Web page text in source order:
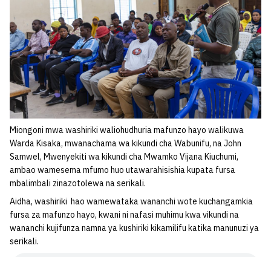
Miongoni mwa washiriki waliohudhuria mafunzo hayo walikuwa
Warda Kisaka, mwanachama wa kikundi cha Wabunifu, na John
Samwel, Mwenyekiti wa kikundi cha Mwamko Vijana Kiuchumi,
ambao wamesema mfumo huo utawarahisishia kupata fursa
mbalimbali zinazotolewa na serikali.
Aidha, washiriki hao wamewataka wananchi wote kuchangamkia
fursa za mafunzo hayo, kwani ni nafasi muhimu kwa vikundi na
wananchi kujifunza namna ya kushiriki kikamilifu katika manunuzi ya
serikali.